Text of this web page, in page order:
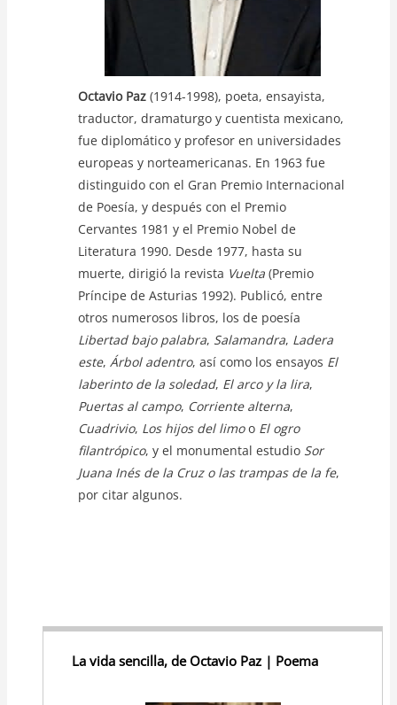
Octavio Paz (1914-1998), poeta, ensayista,
traductor, dramaturgo y cuentista mexicano,
fue diplomático y profesor en universidades
europeas y norteamericanas. En 1963 fue
distinguido con el Gran Premio Internacional
de Poesía, y después con el Premio
Cervantes 1981 y el Premio Nobel de
Literatura 1990. Desde 1977, hasta su
muerte, dirigió la revista Vuelta (Premio
Príncipe de Asturias 1992). Publicó, entre
otros numerosos libros, los de poesía
Libertad bajo palabra, Salamandra, Ladera
este, Árbol adentro, así como los ensayos El
laberinto de la soledad, El arco y la lira,
Puertas al campo, Corriente alterna,
Cuadrivio, Los hijos del limoo El ogro
filantrópico, y el monumental estudio Sor
Juana Inés de la Cruz o las trampas de la fe,
por citar algunos.
La vida sencilla, de Octavio Paz | Poema